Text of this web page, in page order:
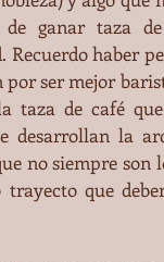
de ganar taza
Recuerdo haber
ser mejor
taza de café
desarrollan la
no siempre son
trayecto que